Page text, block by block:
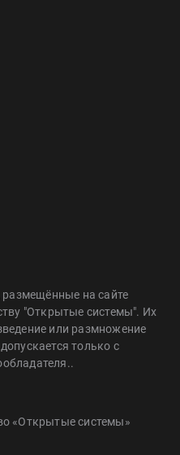
размещённые на сайте
"Открытые системы". Их
или размножение
только с
«Открытые системы»